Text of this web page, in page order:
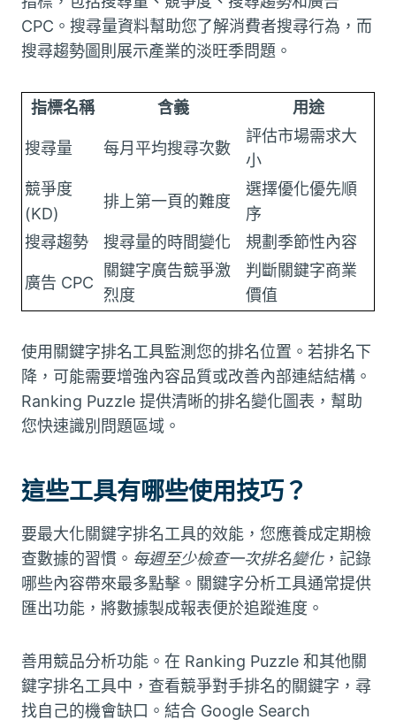
CPC。搜尋量資料幫助您了解消費者搜尋行為，而
搜尋趨勢圖則展示產業的淡旺季問題。
指標名稱 含義 用途
搜尋量 每月平均搜尋次數
評估市場需求大
小
競爭度
(KD)
排上第一頁的難度
選擇優化優先順
序
搜尋趨勢
搜尋量的時間變化 規劃季節性內容
廣告 CPC
關鍵字廣告競爭激
烈度
判斷關鍵字商業
價值
使用關鍵字排名工具監測您的排名位置。若排名下
降，可能需要增強內容品質或改善內部連結結構。
Ranking Puzzle 提供清晰的排名變化圖表，幫助
您快速識別問題區域。
這些工具有哪些使用技巧？
要最大化關鍵字排名工具的效能，您應養成定期檢
查數據的習慣。 每週至少檢查一次排名變化，記錄
哪些內容帶來最多點擊。關鍵字分析工具通常提供
匯出功能，將數據製成報表便於追蹤進度。
善用競品分析功能。在 Ranking Puzzle 和其他關
鍵字排名工具中，查看競爭對手排名的關鍵字，尋
找自己的機會缺口。結合 Google Search